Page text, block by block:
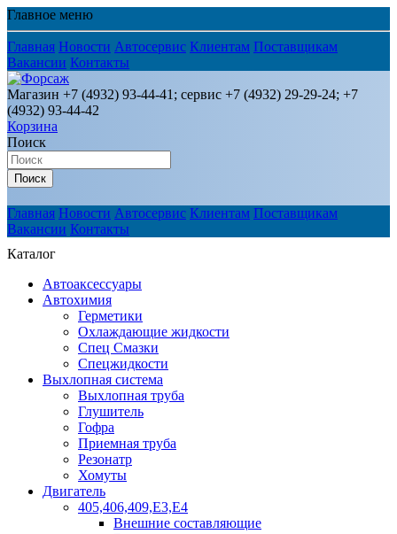
Главное меню
Главная Новости Автосервис Клиентам Поставщикам
Вакансии Контакты
Магазин +7 (4932) 93-44-41; сервис +7 (4932) 29-29-24; +7
(4932) 93-44-42
Корзина
Поиск
Поиск
Главная Новости Автосервис Клиентам Поставщикам
Вакансии Контакты
Каталог
Автоаксессуары
Автохимия
Герметики
Охлаждающие жидкости
Спец Смазки
Спецжидкости
Выхлопная система
Выхлопная труба
Глушитель
Гофра
Приемная труба
Резонатр
Хомуты
Двигатель
405,406,409,Е3,Е4
Внешние составляющие